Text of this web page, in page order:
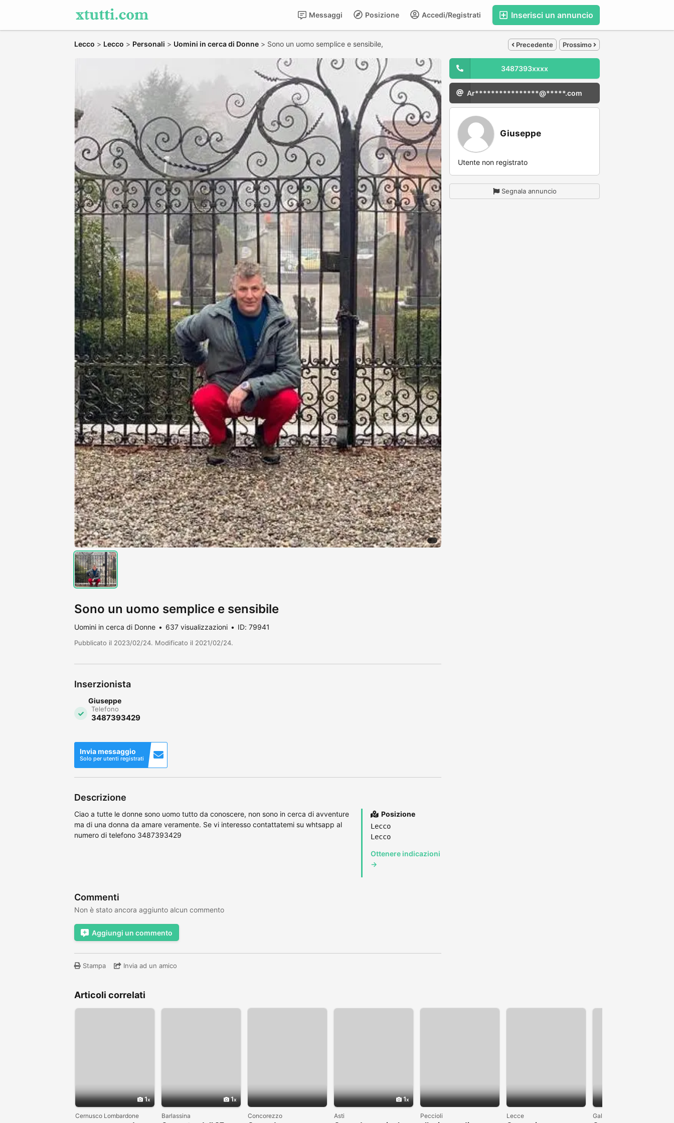
Inserisci un annuncio
Accedi/Registrati
Posizione
Messaggi
Lecco > Lecco > Personali > Uomini in cerca di Donne > Sono un uomo semplice e sensibile, Precedente Prossimo
Sono un uomo semplice e sensibile
Uomini in cerca di Donne 637 visualizzazioni ID: 79941
Pubblicato il 2023/02/24. Modificato il 2021/02/24.
Inserzionista
Giuseppe
Telefono
3487393429
Invia messaggio
Solo per utenti registrati
Descrizione
Ciao a tutte le donne sono uomo tutto da conoscere, non sono in cerca di avventure
ma di una donna da amare veramente. Se vi interesso contattatemi su whtsapp al
numero di telefono 3487393429
Posizione
Lecco
Lecco
Ottenere indicazioni
→
Commenti
Non è stato ancora aggiunto alcun commento
Aggiungi un commento
Stampa Invia ad un amico
3487393xxxx
Ar****************@*****.com
Giuseppe
Utente non registrato
Segnala annuncio
Articoli correlati
1
Cernusco Lombardone
1
Barlassina Concorezzo
1
Asti Peccioli Lecce Galatina